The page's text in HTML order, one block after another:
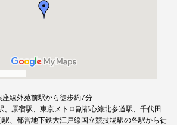
座線外苑前駅から徒歩約7分
、原宿駅、東京メトロ副都心線北参道駅、千代田
駅、都営地下鉄大江戸線国立競技場駅の各駅から徒